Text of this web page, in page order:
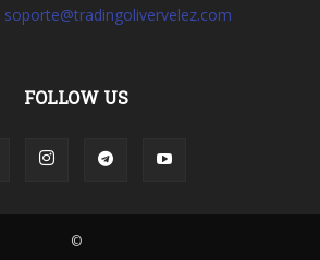
soporte@tradingolivervelez.com
FOLLOW US
©